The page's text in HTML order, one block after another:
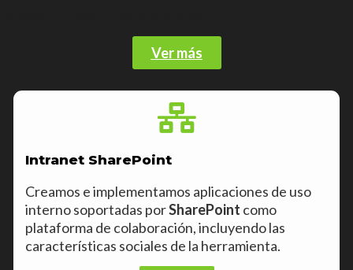
Ver más
Intranet SharePoint
Creamos e implementamos aplicaciones de uso
interno soportadas porSharePoint como
plataforma de colaboración,incluyendo las
características sociales de la herramienta.